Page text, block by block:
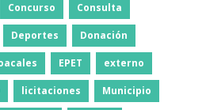
Concurso Consulta
Deportes Donación
EPET externo
licitaciones Municipio